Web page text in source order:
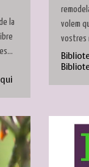
la
volem
vostres